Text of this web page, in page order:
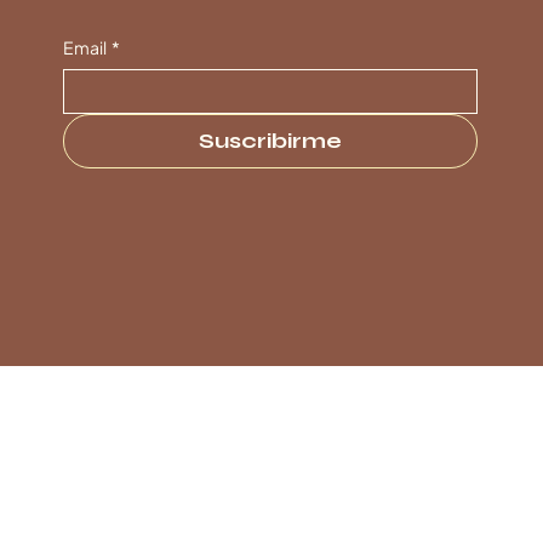
Email *
Suscribirme